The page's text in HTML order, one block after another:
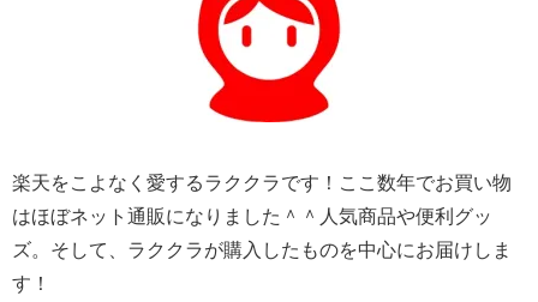
楽天をこよなく愛するラククラです！ここ数年でお買い物
はほぼネット通販になりました＾＾人気商品や便利グッ
ズ。そして、ラククラが購入したものを中心にお届けしま
す！